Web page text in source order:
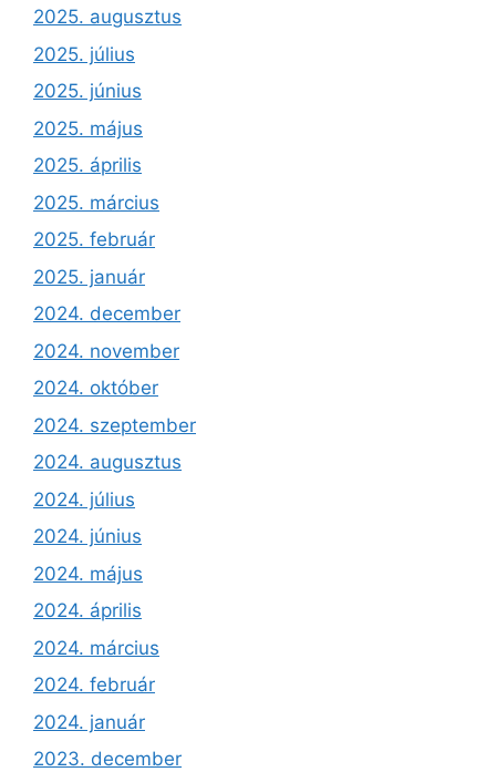
2025. augusztus
2025. július
2025. június
2025. május
2025. április
2025. március
2025. február
2025. január
2024. december
2024. november
2024. október
2024. szeptember
2024. augusztus
2024. július
2024. június
2024. május
2024. április
2024. március
2024. február
2024. január
2023. december